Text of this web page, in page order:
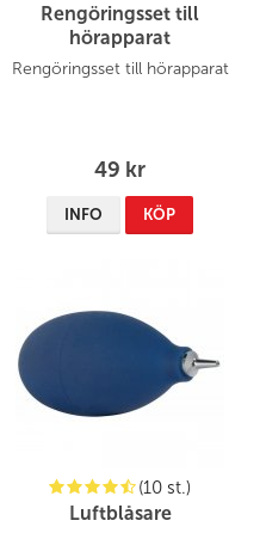
Rengöringsset till
hörapparat
Rengöringsset till hörapparat
49 kr
INFO KÖP
(10 st.)
Luftblåsare